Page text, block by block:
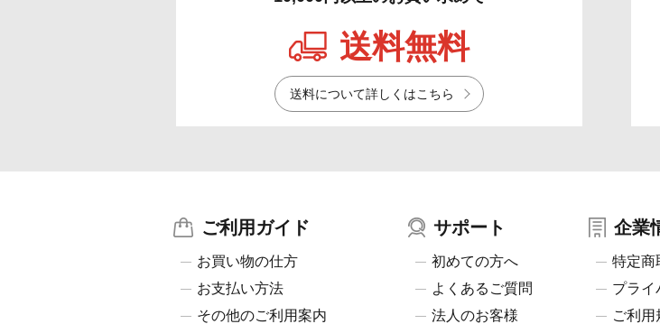
送料無料
送料について詳しくはこちら
ご利用ガイド
お買い物の仕方
お支払い方法
その他のご利用案内
サポート
初めての方へ
よくあるご質問
法人のお客様
企業
特定商
プライ
ご利用